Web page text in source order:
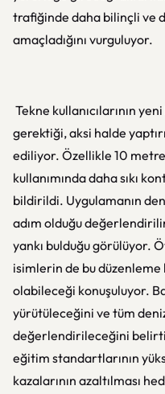
trafiğinde daha bilinçli ve
amaçladığını vurguluyor.
Tekne kullanıcılarının
gerektiği, aksi halde
ediliyor. Özellikle 10
kullanımında daha sıkı
bildirildi. Uygulamanın
adım olduğu
yankı bulduğu görülüyor.
isimlerin de bu düzenleme
olabileceği konuşuluyor.
yürütüleceğini ve tüm
değerlendirileceğini
eğitim standartlarının
kazalarının azaltılması